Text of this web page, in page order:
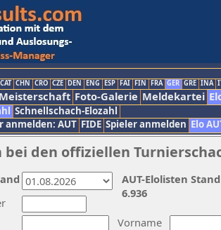
CAT CHN CRO CZE DEN ENG ESP FAI FIN FRA GER GRE INA
Meisterschaft Foto-Galerie Meldekartei
Schnellschach-Elozahl
anmelden: AUT FIDE Spieler anmelden Elo
den offiziellen
Vorname
AUT-Elolisten
6.936